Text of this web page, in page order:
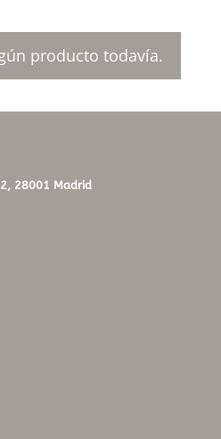
producto todavía.
28001 Madrid